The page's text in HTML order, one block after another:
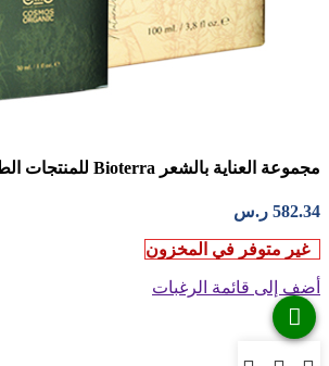
مجموعة العناية بالشعر Bioterra للمنتجات الطبيعية العضوية
582.34 ر.س
غير متوفر في المخزون
أضف إلى قائمة الرغبات